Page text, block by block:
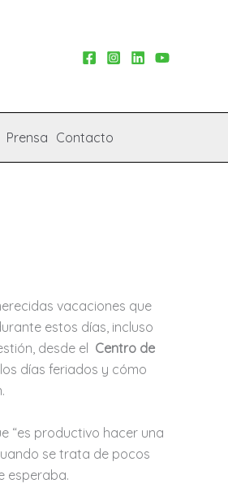
Prensa Contacto
vacaciones que
estos días, incluso
desde el Centro de
días feriados y cómo
“es productivo hacer una
se trata de pocos
esperaba.